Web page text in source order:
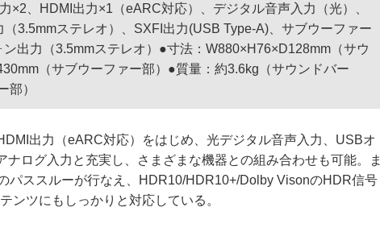
×2、HDMI出力×1（eARC対応）、デジタル音声入力（光）、
3.5mmステレオ）、SXFI出力(USB Type-A)、サブウーファー
出力（3.5mmステレオ）●寸法：W880×H76×D128mm（サウ
（サブウーファー部）●質量：約3.6kg（サウンドバー
部）
出力（eARC対応）をはじめ、光デジタル音声入力、USBオ
ナログ入力と充実し、さまざまな機器との組み合わせも可能。ま
パススルーが行なえ、HDR10/HDR10+/Dolby VisonのHDR信号
ンツにもしっかりと対応している。